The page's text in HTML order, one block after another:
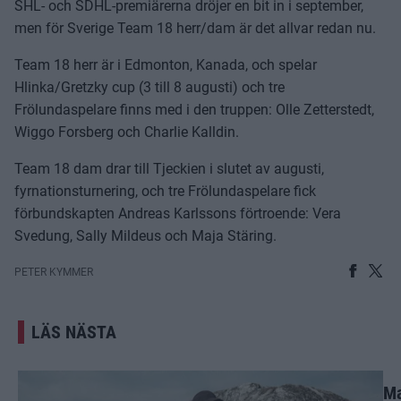
SHL- och SDHL-premiärerna dröjer en bit in i september,
men för Sverige Team 18 herr/dam är det allvar redan nu.
Team 18 herr är i Edmonton, Kanada, och spelar
Hlinka/Gretzky cup (3 till 8 augusti) och tre
Frölundaspelare finns med i den truppen: Olle Zetterstedt,
Wiggo Forsberg och Charlie Kalldin.
Team 18 dam drar till Tjeckien i slutet av augusti,
fyrnationsturnering, och tre Frölundaspelare fick
förbundskapten Andreas Karlssons förtroende: Vera
Svedung, Sally Mildeus och Maja Stäring.
PETER KYMMER
LÄS NÄSTA